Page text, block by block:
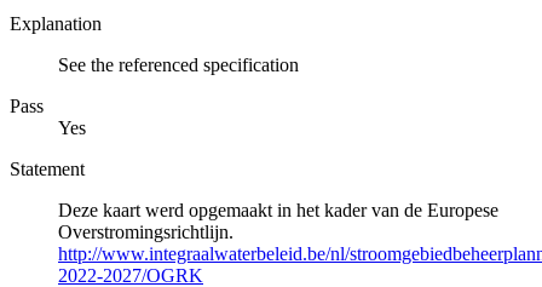
Explanation
See the referenced specification
Pass
Yes
Statement
Deze kaart werd opgemaakt in het kader van de Europese
Overstromingsrichtlijn.
http://www.integraalwaterbeleid.be/nl/
2022-2027/OGRK